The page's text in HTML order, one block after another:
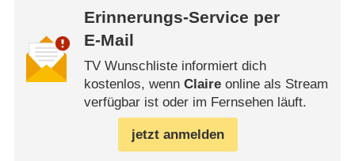
Erinnerungs-Service per
E-Mail
TV Wunschliste informiert dich
kostenlos, wenn Claireonline als Stream
verfügbar ist oder im Fernsehen läuft.
jetzt anmelden